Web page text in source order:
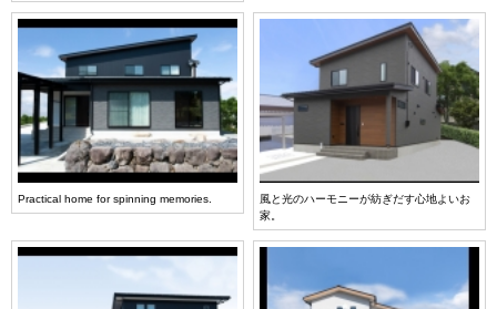
Practical home for spinning memories.
風と光のハーモニーが紡ぎだす心地よいお
家。